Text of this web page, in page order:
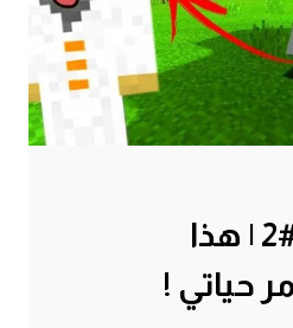
ماين كرافت #2 | هذا
حياتي !